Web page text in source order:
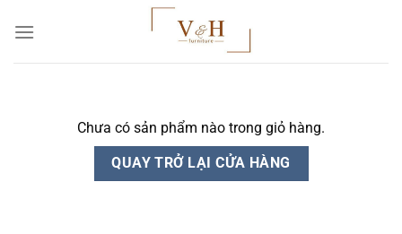
đến
Chưa có sản phẩm nào trong giỏ hàng.
QUAY TRỞ LẠI CỬA HÀNG